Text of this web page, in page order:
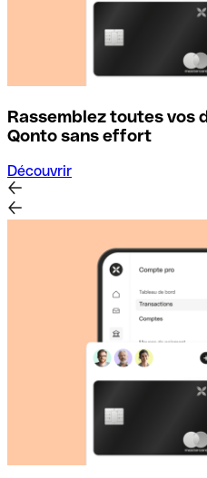
Rassemblez toutes vos
Qonto sans effort
Découvrir